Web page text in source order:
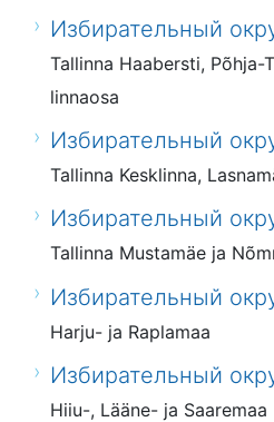
Избирательный
Tallinna Haabersti, Põhja-
linnaosa
Избирательный
Tallinna Kesklinna,
Избирательный
Tallinna Mustamäe ja
Избирательный
Harju- ja Raplamaa
Избирательный
Hiiu-, Lääne- ja Saaremaa